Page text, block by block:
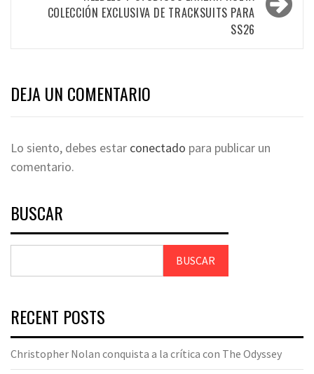
COLECCIÓN EXCLUSIVA DE TRACKSUITS PARA
SS26
DEJA UN COMENTARIO
Lo siento, debes estar conectado para publicar un
comentario.
BUSCAR
BUSCAR
RECENT POSTS
Christopher Nolan conquista a la crítica con The Odyssey